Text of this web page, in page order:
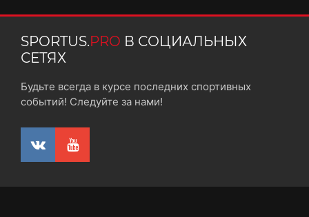
SPORTUS.PRO В СОЦИАЛЬНЫХ
СЕТЯХ
Будьте всегда в курсе последних спортивных
событий! Следуйте за нами!